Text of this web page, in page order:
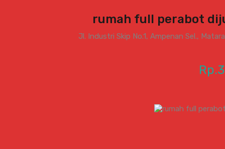
rumah full perabot
Jl. Industri Skip No.1, Ampenan Sel.,